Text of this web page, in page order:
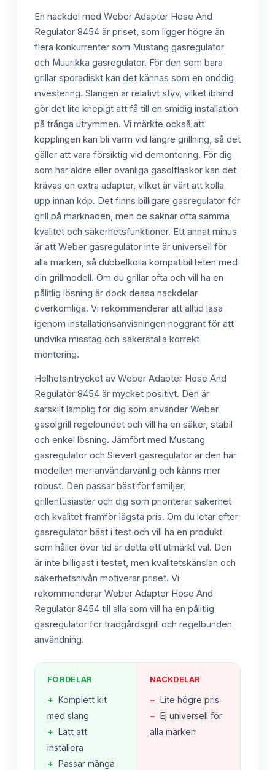
En nackdel med Weber Adapter Hose And
Regulator 8454 är priset, som ligger högre än
flera konkurrenter som Mustang gasregulator
och Muurikka gasregulator. För den som bara
grillar sporadiskt kan det kännas som en onödig
investering. Slangen är relativt styv, vilket ibland
gör det lite knepigt att få till en smidig installation
på trånga utrymmen. Vi märkte också att
kopplingen kan bli varm vid längre grillning, så det
gäller att vara försiktig vid demontering. För dig
som har äldre eller ovanliga gasolflaskor kan det
krävas en extra adapter, vilket är värt att kolla
upp innan köp. Det finns billigare gasregulator för
grill på marknaden, men de saknar ofta samma
kvalitet och säkerhetsfunktioner. Ett annat minus
är att Weber gasregulator inte är universell för
alla märken, så dubbelkolla kompatibiliteten med
din grillmodell. Om du grillar ofta och vill ha en
pålitlig lösning är dock dessa nackdelar
överkomliga. Vi rekommenderar att alltid läsa
igenom installationsanvisningen noggrant för att
undvika misstag och säkerställa korrekt
montering.
Helhetsintrycket av Weber Adapter Hose And
Regulator 8454 är mycket positivt. Den är
särskilt lämplig för dig som använder Weber
gasolgrill regelbundet och vill ha en säker, stabil
och enkel lösning. Jämfört med Mustang
gasregulator och Sievert gasregulator är den här
modellen mer användarvänlig och känns mer
robust. Den passar bäst för familjer,
grillentusiaster och dig som prioriterar säkerhet
och kvalitet framför lägsta pris. Om du letar efter
gasregulator bäst i test och vill ha en produkt
som håller över tid är detta ett utmärkt val. Den
är inte billigast i testet, men kvalitetskänslan och
säkerhetsnivån motiverar priset. Vi
rekommenderar Weber Adapter Hose And
Regulator 8454 till alla som vill ha en pålitlig
gasregulator för trädgårdsgrill och regelbunden
användning.
FÖRDELAR
+ Komplett kit
med slang
+ Lätt att
installera
+ Passar många
NACKDELAR
− Lite högre pris
− Ej universell för
alla märken